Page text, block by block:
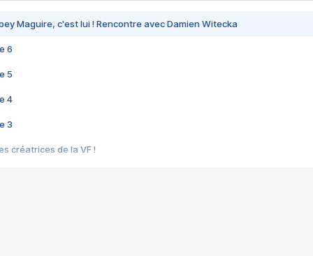
Maguire, c'est lui ! Rencontre avec Damien Witecka
6
5
4
3
créatrices de la VF !